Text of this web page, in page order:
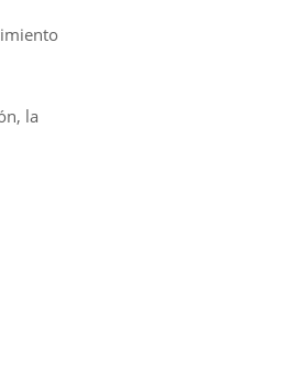
la